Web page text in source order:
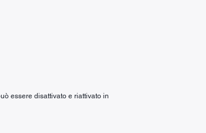
essere disattivato e riattivato in